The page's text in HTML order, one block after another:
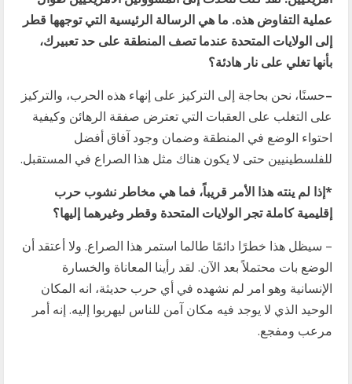
عملية التفاوض هذه. ما هي الرسالة الرئيسية التي توجهها قطر
إلى الولايات المتحدة عندما تصف المنطقة على حد تعبيرك،
بأنها تغلي على نار هادئة؟
–حسنًا، نحن بحاجة إلى التركيز على إنهاء هذه الحرب، والتركيز
على التغلب على العقبات التي تعترض صفقة الرهائن وكيفية
احتواء الوضع في المنطقة وضمان وجود آفاق أفضل
للفلسطينيين حتى لا يكون هناك مثل هذا الصراع في المستقبل.
*إذا لم ينته هذا الأمر قريباً، فما هي مخاطر نشوب حرب
إقليمية كاملة تجر الولايات المتحدة وقطر وغيرهما إليها؟
– سيظل هذا خطرًا دائمًا طالما استمر هذا الصراع. ولا أعتقد أن
الوضع بات محتملاً بعد الآن. لقد رأينا المعاناة والخسارة
الإنسانية وهو امر لم نشهده في أي حرب حديثة، انه المكان
الوحيد الذي لا يوجد فيه مكان آمن للناس ليهربوا إليه. إنه أمر
مرعب ومفجع.